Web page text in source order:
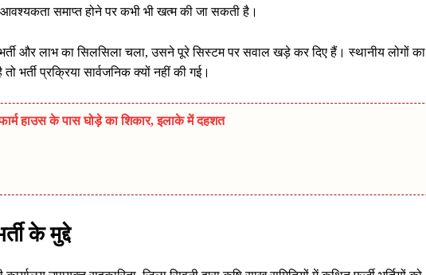
समाप्त होने पर कभी भी खत्म की जा सकती है।
और लाभ का सिलसिला चला, उसने पूरे सिस्टम पर सवाल खड़े कर दिए हैं। स्थानीय लोगों का
प्रक्रिया सार्वजनिक क्यों नहीं की गई।
हाउस के पास घोड़े का शिकार, इलाके में दहशत
के मुद्दे